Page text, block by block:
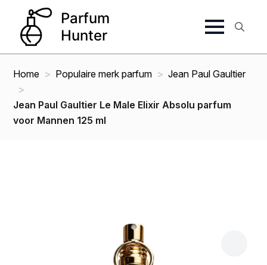
Home Populaire merk parfum Jean Paul Gaultier
Jean Paul Gaultier Le Male Elixir Absolu parfum
voor Mannen 125 ml